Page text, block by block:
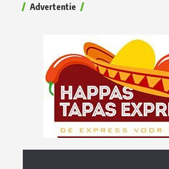
Advertentie